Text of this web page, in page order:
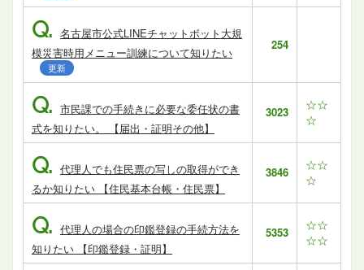
Q. 名古屋市公式LINEチャットボット大規
模災害時用メニュー訓練について知りたい
更新
254
Q. 市民課での手続きに必要な委任状の書
式を知りたい。 【届出・証明その他】
3023
☆☆
☆
Q. 代理人でも住民票の写しの取得ができ
るか知りたい 【住民基本台帳・住民票】
3846
☆☆
☆
Q. 代理人の場合の印鑑登録の手続方法を
知りたい 【印鑑登録・証明】
5353
☆☆
☆☆